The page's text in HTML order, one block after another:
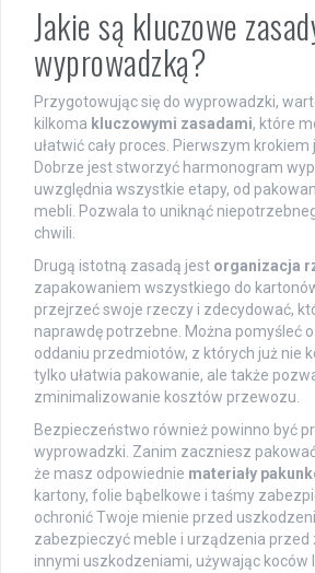
Jakie są kluczowe
wyprowadzką?
Przygotowując się do wyprowadzki,
kilkoma kluczowymi zasadami, które
ułatwić cały proces. Pierwszym krokiem
Dobrze jest stworzyć harmonogram
uwzględnia wszystkie etapy, od
mebli. Pozwala to uniknąć
chwili.
Drugą istotną zasadą jest organizacja
zapakowaniem wszystkiego do
przejrzeć swoje rzeczy i zdecydować,
naprawdę potrzebne. Można pomyśleć
oddaniu przedmiotów, z których już nie
tylko ułatwia pakowanie, ale także
zminimalizowanie kosztów przewozu.
Bezpieczeństwo również powinno być
wyprowadzki. Zanim zaczniesz
że masz odpowiednie materiały
kartony, folie bąbelkowe i taśmy
ochronić Twoje mienie przed
zabezpieczyć meble i urządzenia przed
innymi uszkodzeniami, używając koców